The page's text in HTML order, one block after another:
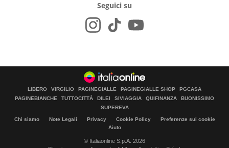
Seguici su
LIBERO VIRGILIO PAGINEGIALLE PAGINEGIALLE SHOP
PGCASA
PAGINEBIANCHE
TUTTOCITTÀ DILEI SIVIAGGIA QUIFINANZA
BUONISSIMO
SUPEREVA
Chi siamo Note Legali Privacy Cookie Policy
Preferenze sui cookie
Aiuto
© Italiaonline S.p.A. 2026